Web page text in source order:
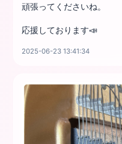
頑張ってくださいね。
応援しております📣
2025-06-23 13:41:34